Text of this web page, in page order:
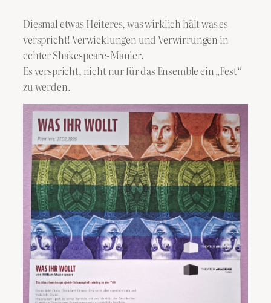
Diesmal etwas Heiteres, was wirklich hält was es
verspricht! Verwicklungen und Verwirrungen in
echter Shakespeare-Manier.
Es verspricht, nicht nur für das Ensemble ein „Fest“
zu werden.